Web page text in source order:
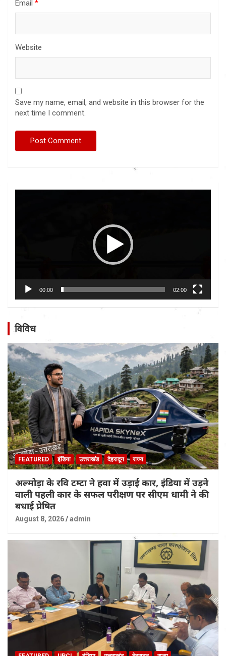
Email *
Website
Save my name, email, and website in this browser for the
next time I comment.
00:00 02:00
विविध
FEATURED इंडिया उत्तराखंड देहरादून राज्य
अल्मोड़ा के रवि टम्टा ने हवा में उड़ाई कार, इंडिया में उड़ने
वाली पहली कार के सफल परीक्षण पर सीएम धामी ने की
बधाई प्रेषित
August 8, 2026 admin